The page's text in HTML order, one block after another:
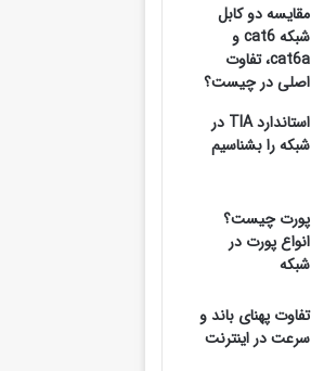
مقایسه دو کابل
شبکه cat6 و
cat6a، تفاوت
اصلی در چیست؟
استاندارد TIA در
شبکه را بشناسیم
پورت چیست؟
انواع پورت در
شبکه
تفاوت پهنای باند و
سرعت در اینترنت